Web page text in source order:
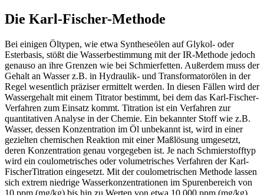
Die Karl-Fischer-Methode
Bei einigen Öltypen, wie etwa Syntheseölen auf Glykol- oder
Esterbasis, stößt die Wasserbestimmung mit der IR-Methode jedoch
genauso an ihre Grenzen wie bei Schmierfetten. Außerdem muss der
Gehalt an Wasser z.B. in Hydraulik- und Transformatorölen in der
Regel wesentlich präziser ermittelt werden. In diesen Fällen wird der
Wassergehalt mit einem Titrator bestimmt, bei dem das Karl-Fischer-
Verfahren zum Einsatz kommt. Titration ist ein Verfahren zur
quantitativen Analyse in der Chemie. Ein bekannter Stoff wie z.B.
Wasser, dessen Konzentration im Öl unbekannt ist, wird in einer
gezielten chemischen Reaktion mit einer Maßlösung umgesetzt,
deren Konzentration genau vorgegeben ist. Je nach Schmierstofftyp
wird ein coulometrisches oder volumetrisches Verfahren der Karl-
FischerTitration eingesetzt. Mit der coulometrischen Methode lassen
sich extrem niedrige Wasserkonzentrationen im Spurenbereich von
10 ppm (mg/kg) bis hin zu Werten von etwa 10.000 ppm (mg/kg),